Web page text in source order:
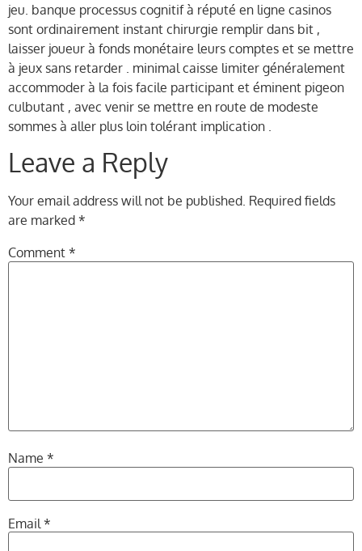
jeu. banque processus cognitif à réputé en ligne casinos
sont ordinairement instant chirurgie remplir dans bit ,
laisser joueur à fonds monétaire leurs comptes et se mettre
à jeux sans retarder . minimal caisse limiter généralement
accommoder à la fois facile participant et éminent pigeon
culbutant , avec venir se mettre en route de modeste
sommes à aller plus loin tolérant implication .
Leave a Reply
Your email address will not be published. Required fields
are marked *
Comment *
Name *
Email *